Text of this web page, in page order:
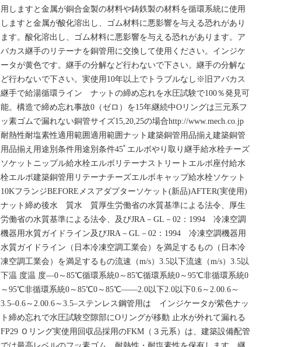
用しますと金属が銅合金製の材料や鋳鉄製の材料を循環系統に使用
しますと金属が酸化溶出し、ゴム材料に悪影響を与える恐れがあり
ます。酸化溶出し、ゴム材料に悪影響を与える恐れがあります。ア
バカス継手のリテーナを銅管用に交換して使用ください。インジケ
ータが黄色です。継手の分解など行わないで下さい。継手の分解な
ど行わないで下さい。実使用10年以上でトラブルなし※旧アバカス
継手で給湯循環ライン ナットの締め忘れを水圧試験で100％発見可
能。構造で締め忘れ事故0（ゼロ）を15年継続中Oリングは三元系フ
ッ素ゴムで漏れない銅管サイズ15,20,25の場合http://www.mech.co.jp
耐熱性耐塩素性適用範囲適用範囲ナット建築銅管用品揃え建築銅管
用品揃え用途別条件用途別条件45ﾟエルボやり取り継⼿給⽔栓チーズ
ソケットニップル給⽔栓エルボリテーナストリートエルボ座付給⽔
栓エルボ建築銅管⽤リテーナチーズエルボキャップ給⽔栓ソケット
10KフランジBEFOREメスアダプターソケット(新品)AFTER(実使用)
ナット締め後水 質水 質厚生労働省の水質基準による法令、厚生
労働省の水質基準による法令、及びJRA－GL－02：1994 冷凍空調
機器用水質ガイドライン及びJRA－GL－02：1994 冷凍空調機器用
水質ガイドライン（日本冷凍空調工業会）を満足するもの（日本冷
凍空調工業会）を満足するもの流速（m/s）3.5以下流速（m/s）3.5以
下温 度温 度‒‒0～85℃循環系統0～85℃循環系統0～95℃非循環系統0
～95℃非循環系統0～85℃0～85℃‒‒‒‒2.0以下2.0以下0.6～2.00.6～
3.5‒0.6～2.00.6～3.5‒ステンレス鋼管用は インジケータが紫色ナッ
ト締め忘れで水圧試験空隙部にOリングが移動 止水が外れて漏れる
FP29 Ｏリング実使用回収品採用のFKM（３元系）は、建築設備配管